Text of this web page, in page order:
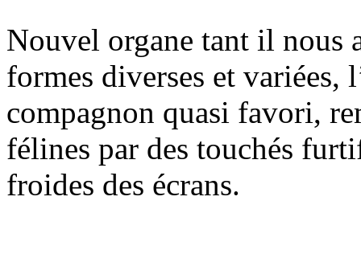
Nouvel organe tant il nous
formes diverses et variées,
compagnon quasi favori,
félines par des touchés
froides des écrans.